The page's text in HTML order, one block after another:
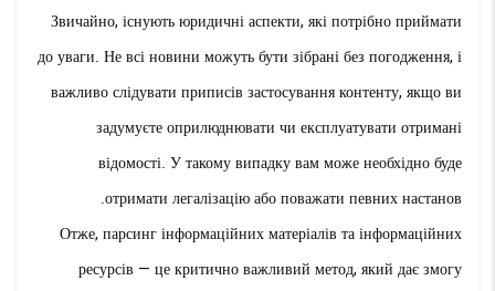
Звичайно, існують юридичні аспекти, які потрібно приймати
до уваги. Не всі новини можуть бути зібрані без погодження, і
важливо слідувати приписів застосування контенту, якщо ви
задумуєте оприлюднювати чи експлуатувати отримані
відомості. У такому випадку вам може необхідно буде
отримати легалізацію або поважати певних настанов.
Отже, парсинг інформаційних матеріалів та інформаційних
ресурсів — це критично важливий метод, який дає змогу